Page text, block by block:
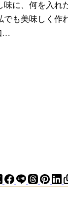
味に、何を入れ
でも美味しく作
…